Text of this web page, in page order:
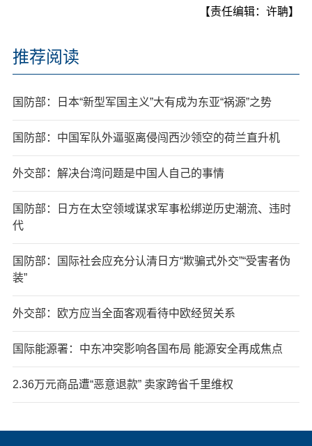
【责任编辑：许聃】
推荐阅读
国防部：日本“新型军国主义”大有成为东亚“祸源”之势
国防部：中国军队外逼驱离侵闯西沙领空的荷兰直升机
外交部：解决台湾问题是中国人自己的事情
国防部：日方在太空领域谋求军事松绑逆历史潮流、违时
代
国防部：国际社会应充分认清日方“欺骗式外交”“受害者伪
装”
外交部：欧方应当全面客观看待中欧经贸关系
国际能源署：中东冲突影响各国布局 能源安全再成焦点
2.36万元商品遭“恶意退款” 卖家跨省千里维权